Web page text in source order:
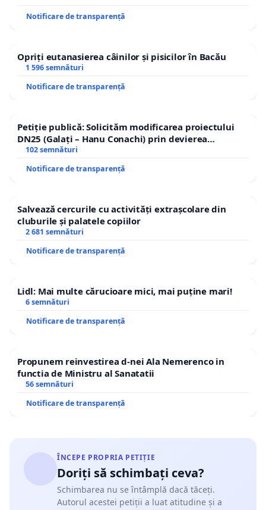
Notificare de transparență
Opriți eutanasierea câinilor și pisicilor în Bacău
1 596 semnături
Notificare de transparență
Petiție publică: Solicităm modificarea proiectului
DN25 (Galați – Hanu Conachi) prin devierea
traseului în afara localităților!
102 semnături
Notificare de transparență
Salvează cercurile cu activități extrașcolare din
cluburile și palatele copiilor
2 681 semnături
Notificare de transparență
Lidl: Mai multe cărucioare mici, mai puține mari!
6 semnături
Notificare de transparență
Propunem reinvestirea d-nei Ala Nemerenco in
functia de Ministru al Sanatatii
56 semnături
Notificare de transparență
ÎNCEPE PROPRIA PETIȚIE
Doriți să schimbați ceva?
Schimbarea nu se întâmplă dacă tăceți.
Autorul acestei petiții a luat atitudine și a